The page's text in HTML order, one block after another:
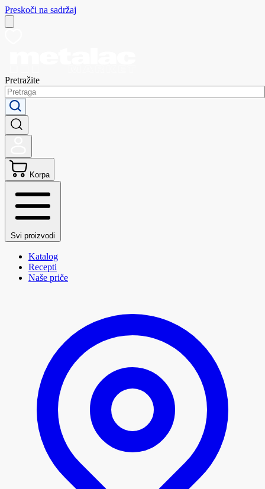
Preskoči na sadržaj
Pretražite
Korpa
Svi proizvodi
Katalog
Recepti
Naše priče